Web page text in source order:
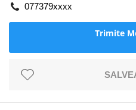
077379xxxx
Trimite